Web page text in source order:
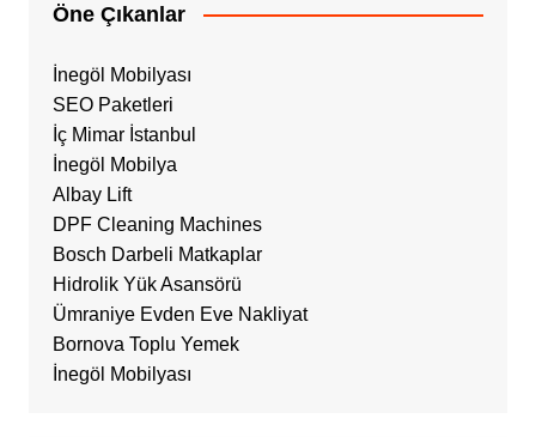
Öne Çıkanlar
İnegöl Mobilyası
SEO Paketleri
İç Mimar İstanbul
İnegöl Mobilya
Albay Lift
DPF Cleaning Machines
Bosch Darbeli Matkaplar
Hidrolik Yük Asansörü
Ümraniye Evden Eve Nakliyat
Bornova Toplu Yemek
İnegöl Mobilyası